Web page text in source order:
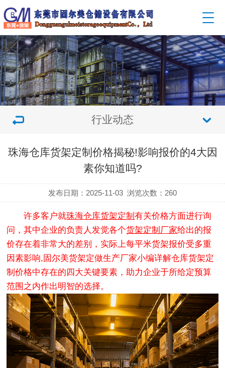
行业动态
珠海仓库货架定制价格揭秘!影响报价的4大因
素你知道吗?
发布日期：2025-11-03 浏览次数： 260
许多客户就珠海仓库货架定制有关价格方面进行询
问，其中企业的负责人发觉各个货架定制厂家给出的报
价存在着非常大的差别，实际上每平米货架报价受多重
因素影响,固尔美货架定做生产厂家小编详解仓库货架定
制价格中存在的四大关键要素，助力企业于所给定预算
范围之内作出明智的选择。